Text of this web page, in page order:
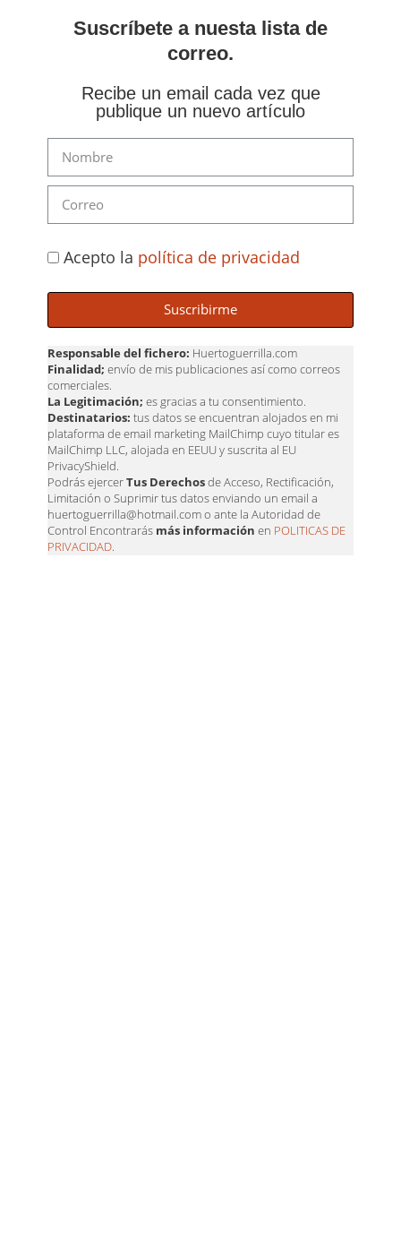
Suscríbete a nuesta lista de
correo.
Recibe un email cada vez que
publique un nuevo artículo
Acepto la política de privacidad
Suscribirme
Responsable del fichero: Huertoguerrilla.com
Finalidad; envío de mis publicaciones así como correos
comerciales.
La Legitimación; es gracias a tu consentimiento.
Destinatarios: tus datos se encuentran alojados en mi
plataforma de email marketing MailChimp cuyo titular es
MailChimp LLC, alojada en EEUU y suscrita al EU
PrivacyShield.
Podrás ejercerTus Derechosde Acceso, Rectificación,
Limitación o Suprimir tus datos enviando un email a
huertoguerrilla@hotmail.com o ante la Autoridad de
Control Encontrarás más información en POLITICAS DE
PRIVACIDAD.